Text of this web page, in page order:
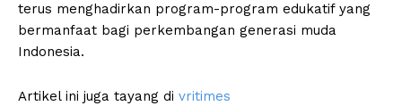
terus menghadirkan program-program edukatif yang
bermanfaat bagi perkembangan generasi muda
Indonesia.
Artikel ini juga tayang di vritimes